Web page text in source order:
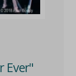
Ever"